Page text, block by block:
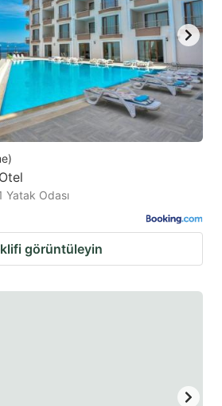
to
get
the
keyboard
shortcuts
for
)
Yatak Odası
görüntüleyin